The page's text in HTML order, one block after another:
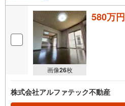
画像26枚
580万円
株式会社アルファテック不動産